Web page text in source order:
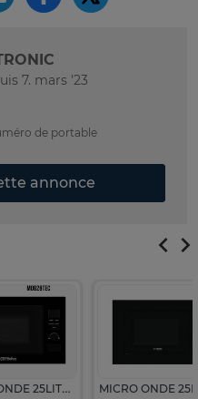
7. mars '23
de portable
annonce
MICRO ONDE 25LITRES TECNOLUX ENCASTRABLE NOIR